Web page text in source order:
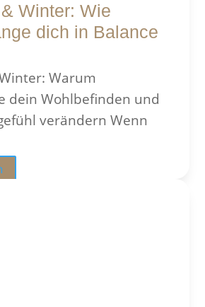
Winter: Wie
dich in Balance
Warum
dein Wohlbefinden und
verändern Wenn